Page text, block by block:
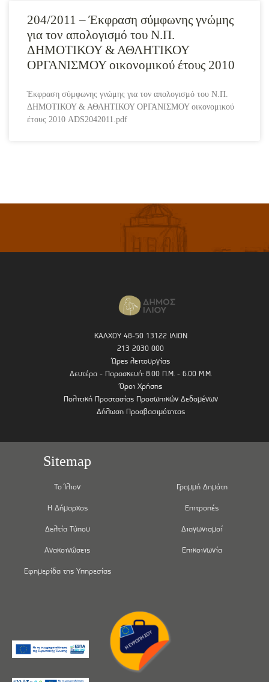
204/2011 – Έκφραση σύμφωνης γνώμης
για τον απολογισμό του Ν.Π.
ΔΗΜΟΤΙΚΟΥ & ΑΘΛΗΤΙΚΟΥ
ΟΡΓΑΝΙΣΜΟΥ οικονομικού έτους 2010
Έκφραση σύμφωνης γνώμης για τον απολογισμό του Ν.Π.
ΔΗΜΟΤΙΚΟΥ & ΑΘΛΗΤΙΚΟΥ ΟΡΓΑΝΙΣΜΟΥ οικονομικού
έτους 2010 ADS2042011.pdf
ΚΑΛΧΟΥ 48-50 13122 ΙΛΙΟΝ
213 2030 000
Ώρες λειτουργίας
Δευτέρα - Παρασκευή: 8.00 Π.Μ. - 6.00 Μ.Μ.
Όροι Χρήσης
Πολιτική Προστασίας Προσωπικών Δεδομένων
Δήλωση Προσβασιμότητας
Sitemap
Το Ίλιον
Η Δήμαρχος
Δελτία Τύπου
Ανακοινώσεις
Εφημερίδα της Υπηρεσίας
Γραμμή Δημότη
Επιτροπές
Διαγωνισμοί
Επικοινωνία